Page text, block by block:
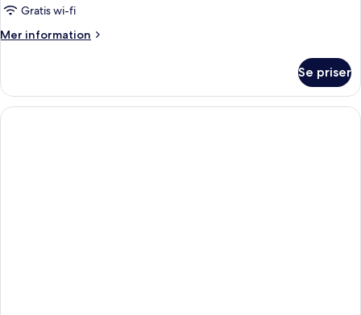
-
annex
Gratis wi-fi
Mer information
Mer
-
annex
Se priser